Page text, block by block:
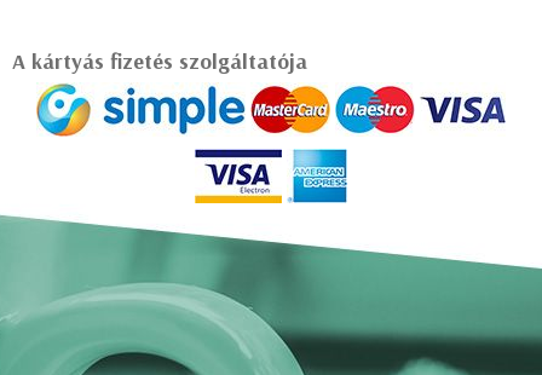
A kártyás fizetés szolgáltatója